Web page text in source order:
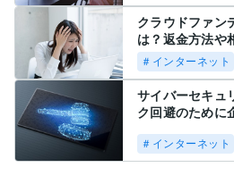
クラウドファン
は？返金方法や
＃インターネット
サイバーセキュ
ク回避のために
＃インターネット